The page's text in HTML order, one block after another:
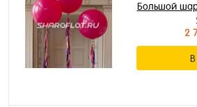
Большой шар
2
В